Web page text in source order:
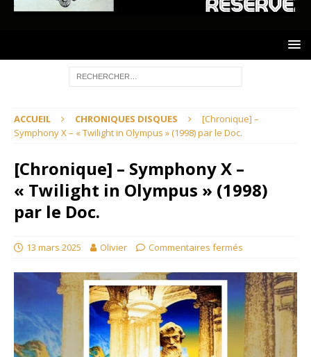
ACCUEIL CHRONIQUES DISQUES
[Chronique] –
Symphony X – « Twilight in Olympus » (1998) par le Doc.
[Chronique] – Symphony X –
« Twilight in Olympus » (1998)
par le Doc.
13 mars 2025 Olivier Commentaires fermés